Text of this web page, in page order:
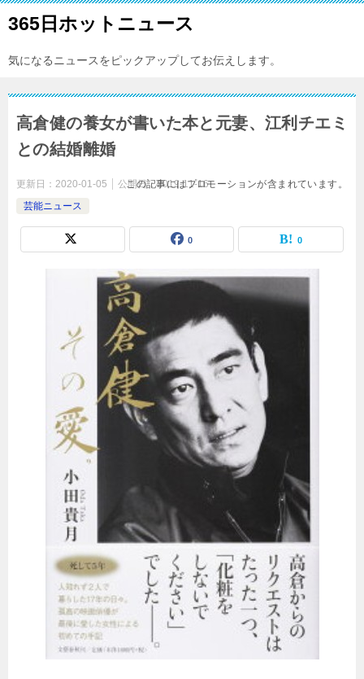
365日ホットニュース
気になるニュースをピックアップしてお伝えします。
高倉健の養女が書いた本と元妻、江利チエミ
との結婚離婚
更新日： 2020-01-05 公開日：2019-11-16
芸能ニュース
この記事にはプロモーションが含まれています。
0 0